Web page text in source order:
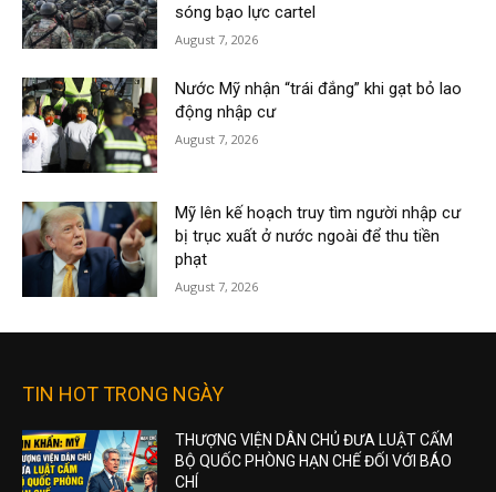
sóng bạo lực cartel
August 7, 2026
Nước Mỹ nhận “trái đắng” khi gạt bỏ lao
động nhập cư
August 7, 2026
Mỹ lên kế hoạch truy tìm người nhập cư
bị trục xuất ở nước ngoài để thu tiền
phạt
August 7, 2026
TIN HOT TRONG NGÀY
THƯỢNG VIỆN DÂN CHỦ ĐƯA LUẬT CẤM
BỘ QUỐC PHÒNG HẠN CHẾ ĐỐI VỚI BÁO
CHÍ